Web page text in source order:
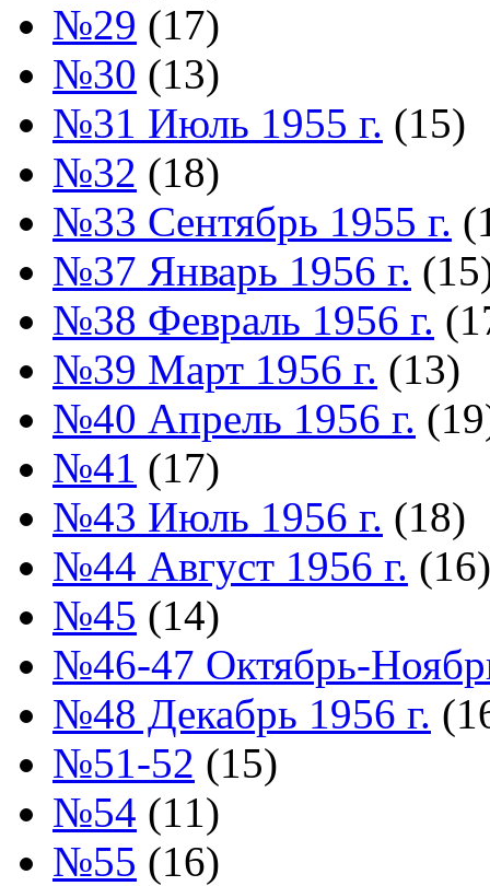
№29 (17)
№30 (13)
№31 Июль 1955 г. (15)
№32 (18)
№33 Сентябрь 1955 г.
№37 Январь 1956 г.
№38 Февраль 1956 г.
№39 Март 1956 г. (13)
№40 Апрель 1956 г.
№41 (17)
№43 Июль 1956 г. (18)
№44 Август 1956 г. (16)
№45 (14)
№46-47 Октябрь-
№48 Декабрь 1956 г.
№51-52 (15)
№54 (11)
№55 (16)